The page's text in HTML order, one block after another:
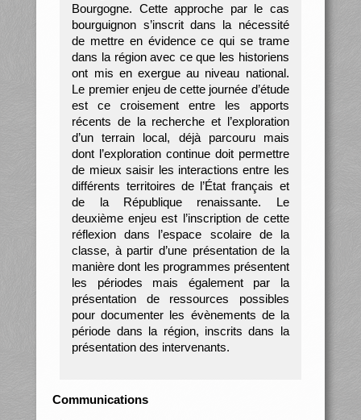
Bourgogne. Cette approche par le cas
bourguignon s’inscrit dans la nécessité
de mettre en évidence ce qui se trame
dans la région avec ce que les historiens
ont mis en exergue au niveau national.
Le premier enjeu de cette journée d’étude
est ce croisement entre les apports
récents de la recherche et l’exploration
d’un terrain local, déjà parcouru mais
dont l’exploration continue doit permettre
de mieux saisir les interactions entre les
différents territoires de l’État français et
de la République renaissante. Le
deuxième enjeu est l’inscription de cette
réflexion dans l’espace scolaire de la
classe, à partir d’une présentation de la
manière dont les programmes présentent
les périodes mais également par la
présentation de ressources possibles
pour documenter les évènements de la
période dans la région, inscrits dans la
présentation des intervenants.
Communications